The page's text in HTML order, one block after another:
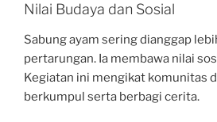
Nilai Budaya dan Sosial
Sabung ayam sering dianggap
pertarungan. Ia membawa nilai
Kegiatan ini mengikat komunitas
berkumpul serta berbagi cerita.